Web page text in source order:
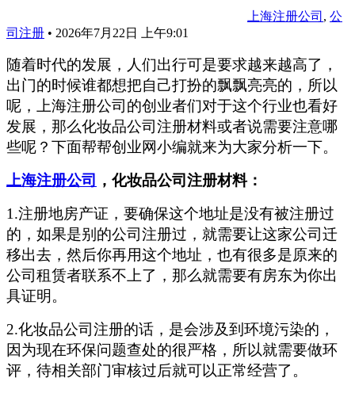
上海注册公司 , 公
司注册 • 2026年7月22日 上午9:01
随着时代的发展，人们出行可是要求越来越高了，
出门的时候谁都想把自己打扮的飘飘亮亮的，所以
呢，上海注册公司的创业者们对于这个行业也看好
发展，那么化妆品公司注册材料或者说需要注意哪
些呢？下面帮帮创业网小编就来为大家分析一下。
上海注册公司 ，化妆品公司注册材料：
1.注册地房产证，要确保这个地址是没有被注册过
的，如果是别的公司注册过，就需要让这家公司迁
移出去，然后你再用这个地址，也有很多是原来的
公司租赁者联系不上了，那么就需要有房东为你出
具证明。
2.化妆品公司注册的话，是会涉及到环境污染的，
因为现在环保问题查处的很严格，所以就需要做环
评，待相关部门审核过后就可以正常经营了。